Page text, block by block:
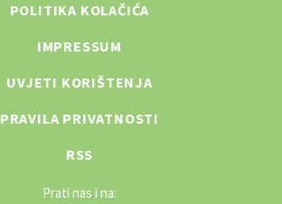
POLITIKA KOLAČIĆA
IMPRESSUM
UVJETI KORIŠTENJA
PRAVILA PRIVATNOSTI
RSS
Prati nas i na: